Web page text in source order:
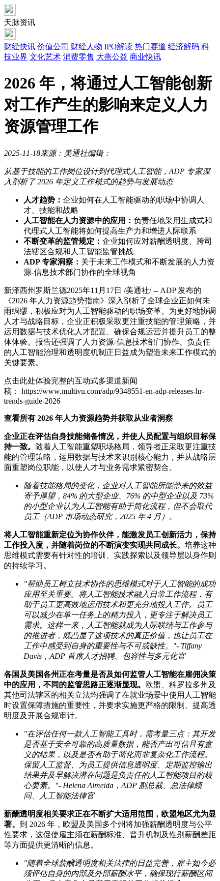
天脉资讯
财经快讯 价值公司 财经人物 IPO解读 热门赛道 经济解码 科
技业界 文化艺术 消费零售 大燕公益 商业快讯
2026 年，将通过人工智能创新
对工作产生的影响来定义人力
资源管理工作
2025-11-18来源：美通社编辑：
从基于技能的工作岗位设计到代理式人工智能，ADP 专家深
入剖析了 2026 年定义工作模式的趋势与发展动态
人才趋势： 企业如何在人工智能驱动的职场中协调人
才、技能和战略
人工智能在人力资源中的应用： 负责任地采用生成式和
代理式人工智能将如何提高生产力和增进人际联系
不断变革的监管规定： 企业如何应对薪酬透明度、跨司
法辖区合规和人工智能监管挑战
ADP专家洞察： 关于未来工作模式和不断发展的人力资
源-信息技术部门协作的全球视角
新泽西州罗斯兰德2025年11月17日 /美通社/ -- ADP 发布的
《2026 年人力资源趋势指南》深入剖析了全球企业正如何未
雨绸缪，积极应对为人工智能驱动的职场变革。为更好地协调
人才与战略目标，企业正积极采取更注重技能的管理策略，并
运用数据与技术优化人才配置、确保合规运营并提升员工的整
体体验。报告还强调了人力资源-信息技术部门协作、负责任
的人工智能治理和透明度机制正日益成为塑造未来工作模式的
关键要素。
点击此处体验完整的互动式多渠道新闻
稿： https://www.multivu.com/adp/9348551-en-adp-releases-hr-
trends-guide-2026
查看所有 2026 年人力资源趋势并获取从业者洞察
企业正在评估自身技能储备情况，并使人员配置与组织目标保
持一致。
随着人工智能重塑职场格局，领导者正采取更注重技
能的管理策略，运用数据与技术来识别核心能力，并从战略层
面重塑岗位职能，以使人才与业务需求紧密契合。
随着技能格局的变化，企业对人工智能所能带来的效益
寄予厚望，84% 的大型企业、76% 的中型企业以及 73%
的小型企业认为人工智能有助于简化流程，但不会取代
员工（ADP 市场动态研究，2025 年 4 月）。
将人工智能重新定位为协作伙伴，能激发员工创新活力，保持
工作投入度，并随着岗位的不断演变实现共同成长。 培养这种
思维模式需要有针对性的培训、实践探索以及领导层以身作则
的持续学习。
"帮助员工树立技术协作的思维模式对于人工智能的成功
应用至关重要。将人工智能技术融入日常工作流程，有
助于员工更高效地运用技术和更充分地投入工作。员工
可以减少在单一任务上的精力投入，更专注于解决员工
需求。这样一来，人工智能就成为人际联结与工作参与
的推进者，既凸显了这项技术的真正价值，也让员工在
工作中感受到自身的重要性与不可或缺性。"- Tiffany
Davis ，ADP 首席人才招聘、包容性与多元化官
各国及美国各州正在考量是否及如何监管人工智能在雇佣决策
中的应用，不同的监管思路正逐渐显现。 欧盟、科罗拉多州及
其他司法辖区的相关立法均强调了在就业场景中使用人工智能
时设置保障措施的重要性，并要求实施更严格的限制、提高透
明度及开展合规审计。
"在评估任何一款人工智能工具时，需考量三点：其开发
是否基于安全可靠的高质量数据，能否产出可信且有意
义的结果，以及是否有助于简化而非复杂化工作流程。
保留人工监督、为员工提供信息透明度、定期监控输出
结果并及早解决潜在问题是负责任的人工智能项目的核
心要素。"- Helena Almeida ，ADP 副总裁、总法律顾
问、人工智能法律官
薪酬透明度相关要求正在不断扩大适用范围，欧盟地区尤为显
著。 到 2026 年，欧盟及美国多个州将加强薪酬透明度与公平
性要求，这促使雇主须在薪酬标准、晋升机制及性别薪酬差距
等方面提供更清晰的信息。
"随着全球薪酬透明度相关法律的日益完善，雇主如今必
须评估自身的内部及外部薪酬水平，确保现行薪酬区间